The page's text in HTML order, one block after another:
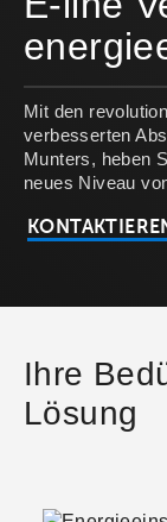
Mit den
verbesserten
Munters, heben
neues Niveau
Ihre
Lösung